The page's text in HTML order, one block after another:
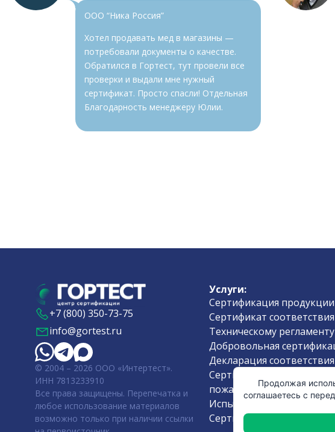
ООО “Ника Россия”
Хотел продавать мед в магазины —
потребовали документы о качестве.
Обратился в Гортест, тут провели все
проверки и выдали мне нужный
сертификат. Просто спасли! Отдельная
Благодарность менеджеру Юлии.
+7 (800) 350-73-75
info@gortest.ru
© 2004 – 2026 ООО «Интертест».
ИНН 7813233910
Все права защищены. Перепечатка и
любое использование материалов
возможно только при наличии ссылки
Услуги:
Сертификация продукции
Сертификат соответствия
Техническому регламенту
Добровольная
Декларация
Сертификат соответствия
пожарной безопасности
Испытания пищевой
Сертификат ISO 9001
Продолжая
соглашаетесь с